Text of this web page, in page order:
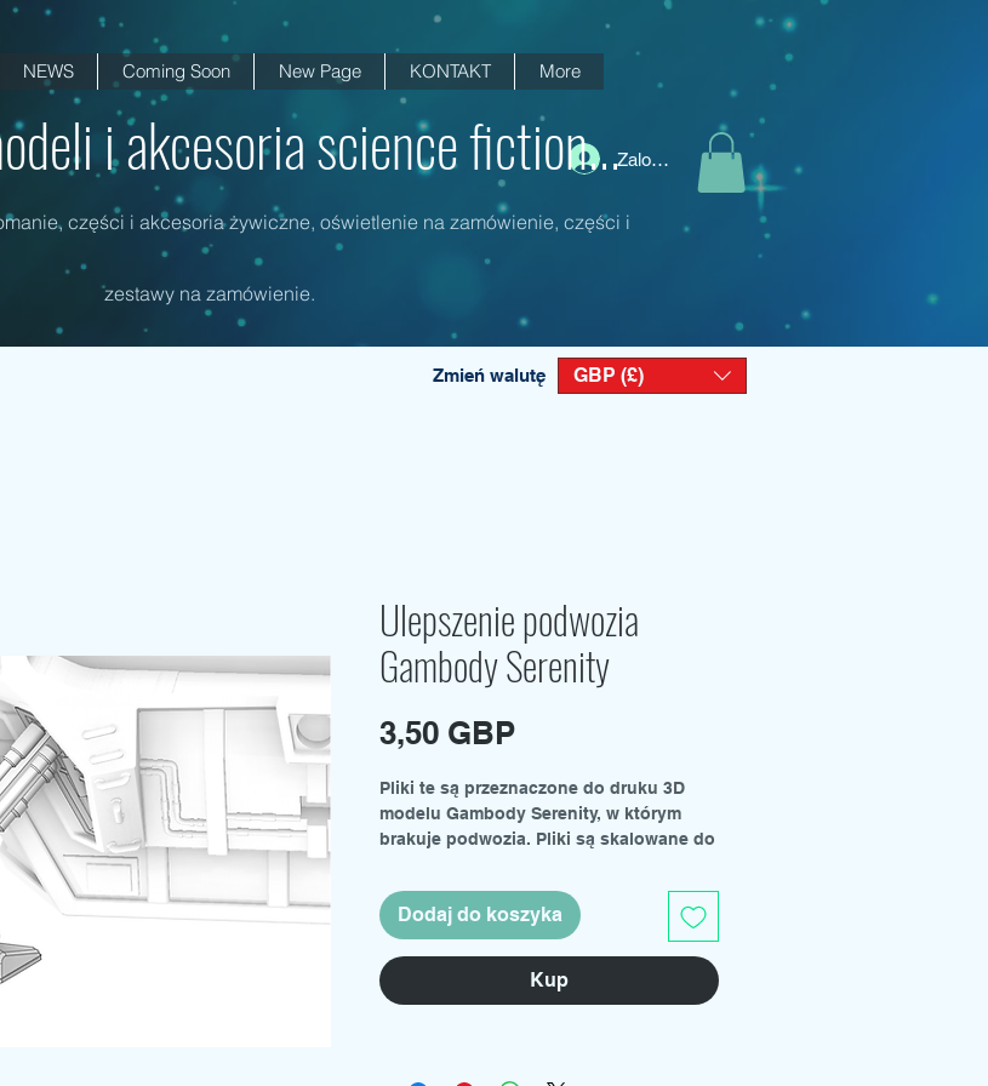
NEWS Coming Soon New Page KONTAKT More
Zaloguj się
i akcesoria science fiction...
części i akcesoria żywiczne, oświetlenie na zamówienie, części i
zestawy na zamówienie.
Zmień walutę GBP (£)
Ulepszenie podwozia
Gambody Serenity
3,50 GBPCena
Pliki te są przeznaczone do druku 3D
modelu Gambody Serenity, w którym
brakuje podwozia. Pliki są skalowane do
pożądanego rozmiaru w programie do
cięcia.
Dodaj do koszyka
Kup